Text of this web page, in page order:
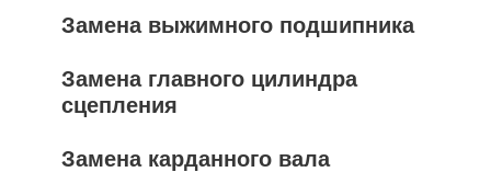
Замена выжимного подшипника
Замена главного цилиндра
сцепления
Замена карданного вала